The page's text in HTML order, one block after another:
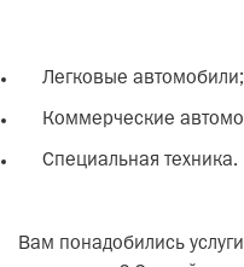
Легковые автомобили;
Коммерческие
Специальная техника.
Вам понадобились